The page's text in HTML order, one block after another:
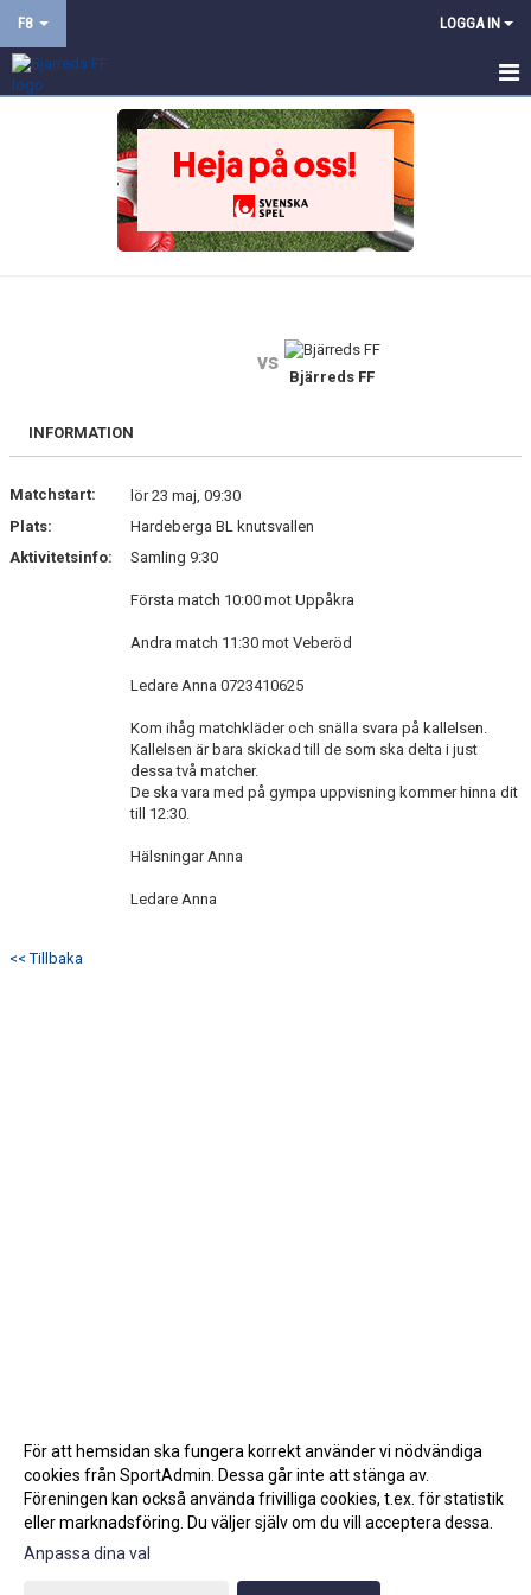
F8 LOGGA IN
DOKUMENT
vs
Bjärreds FF
INFORMATION
Matchstart:
lör 23 maj, 09:30
Plats:
Hardeberga BL knutsvallen
Aktivitetsinfo:
Samling 9:30
Första match 10:00 mot Uppåkra
Andra match 11:30 mot Veberöd
Ledare Anna 0723410625
Kom ihåg matchkläder och snälla svara på kallelsen.
Kallelsen är bara skickad till de som ska delta i just
dessa två matcher.
De ska vara med på gympa uppvisning kommer hinna dit
till 12:30.
Hälsningar Anna
Ledare Anna
<< Tillbaka
Gå till Webbversion
För att hemsidan ska fungera korrekt använder vi nödvändiga
cookies från SportAdmin. Dessa går inte att stänga av.
Föreningen kan också använda frivilliga cookies, t.ex. för statistik
eller marknadsföring. Du väljer själv om du vill acceptera dessa.
Anpassa dina val